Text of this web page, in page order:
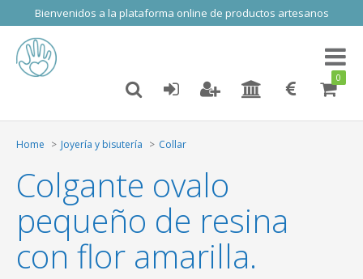
Bienvenidos a la plataforma online de productos artesanos
Toggle
0
Home Joyería y bisutería Collar
Colgante ovalo
pequeño de resina
con flor amarilla.